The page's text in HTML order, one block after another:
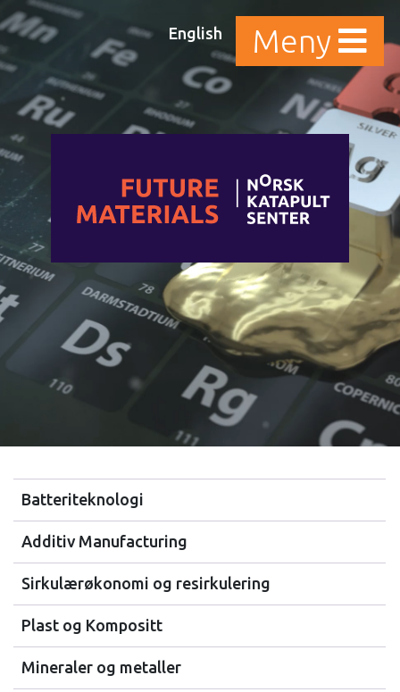
Batteriteknologi
Additiv Manufacturing
Sirkulærøkonomi og resirkulering
Plast og Kompositt
Mineraler og metaller
English